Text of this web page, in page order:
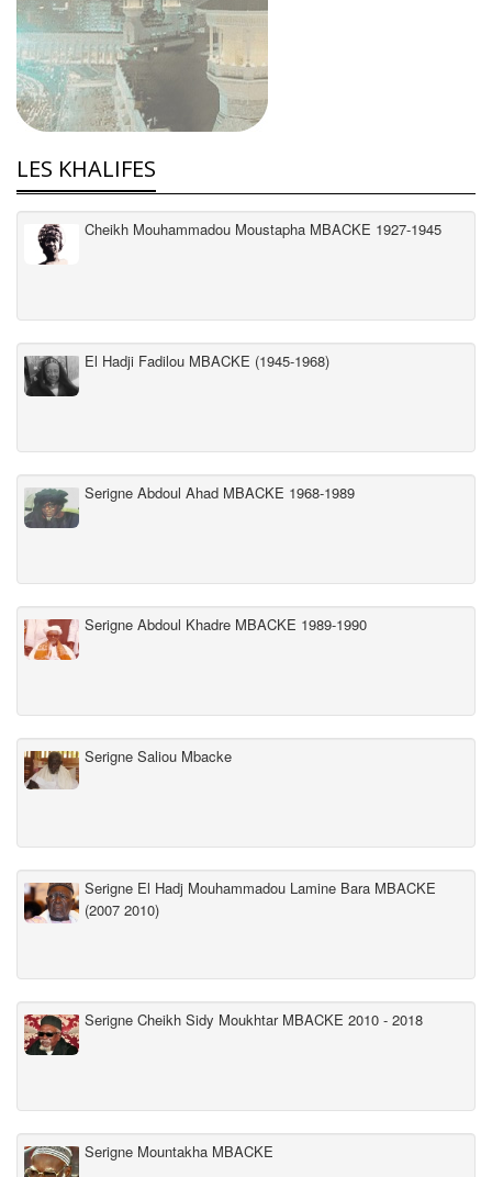
LES KHALIFES
Cheikh Mouhammadou Moustapha MBACKE 1927-1945
El Hadji Fadilou MBACKE (1945-1968)
Serigne Abdoul Ahad MBACKE 1968-1989
Serigne Abdoul Khadre MBACKE 1989-1990
Serigne Saliou Mbacke
Serigne El Hadj Mouhammadou Lamine Bara MBACKE
(2007 2010)
Serigne Cheikh Sidy Moukhtar MBACKE 2010 - 2018
Serigne Mountakha MBACKE